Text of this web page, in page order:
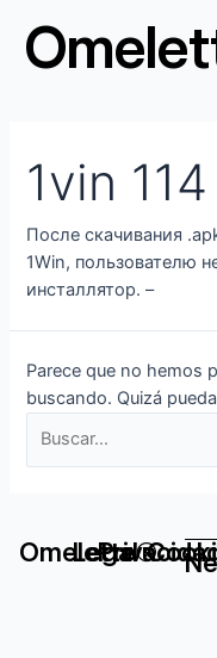
contenido
1vin 114
После скачивания
1Win, пользователю
инсталлятор. –
Parece que no hemos
buscando. Quizá
por:
Omelette®
Legal